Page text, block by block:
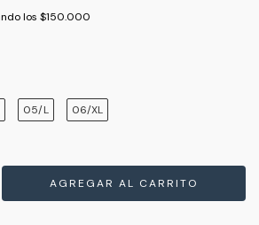
los $150.000
05/L 06/XL